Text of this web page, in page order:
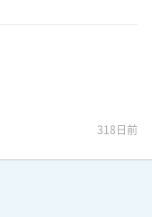
318日前